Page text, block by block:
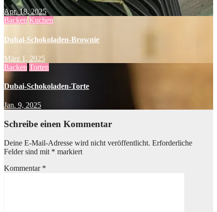
Apr. 18, 2025
Backen Kuchen
Dubai-Schokoladen-Brownie
März 1, 2025
Backen Torten
Dubai-Schokoladen-Torte
Jan. 9, 2025
Schreibe einen Kommentar
Deine E-Mail-Adresse wird nicht veröffentlicht. Erforderliche
Felder sind mit * markiert
Kommentar *